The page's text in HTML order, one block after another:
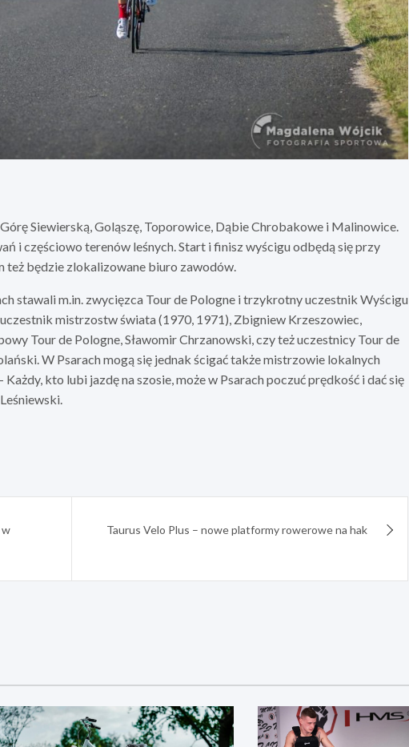
Siewierską, Goląszę, Toporowice, Dąbie Chrobakowe i Malinowice.
i częściowo terenów leśnych. Start i finisz wyścigu odbędą się przy
też będzie zlokalizowane biuro zawodów.
stawali m.in. zwycięzca Tour de Pologne i trzykrotny uczestnik Wyścigu
mistrzostw świata (1970, 1971), Zbigniew Krzeszowiec,
Tour de Pologne, Sławomir Chrzanowski, czy też uczestnicy Tour de
W Psarach mogą się jednak ścigać także mistrzowie lokalnych
kto lubi jazdę na szosie, może w Psarach poczuć prędkość i dać się
w
Taurus Velo Plus – nowe platformy rowerowe na hak